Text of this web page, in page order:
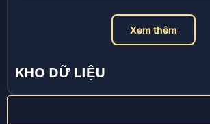
Xem thêm
KHO DỮ LIỆU